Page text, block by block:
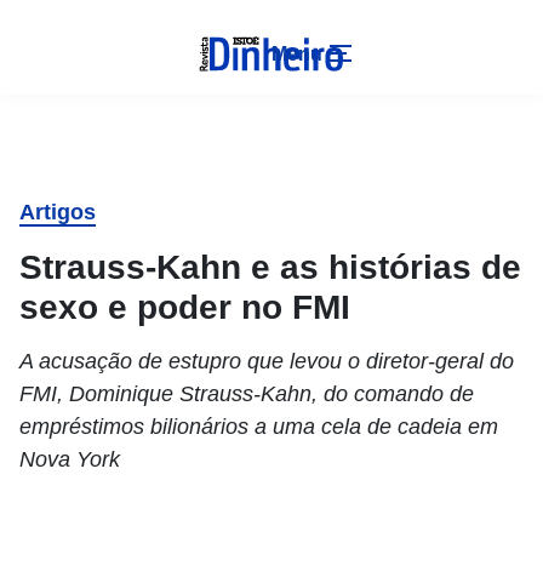
Menu
Artigos
Strauss-Kahn e as histórias de
sexo e poder no FMI
A acusação de estupro que levou o diretor-geral do
FMI, Dominique Strauss-Kahn, do comando de
empréstimos bilionários a uma cela de cadeia em
Nova York